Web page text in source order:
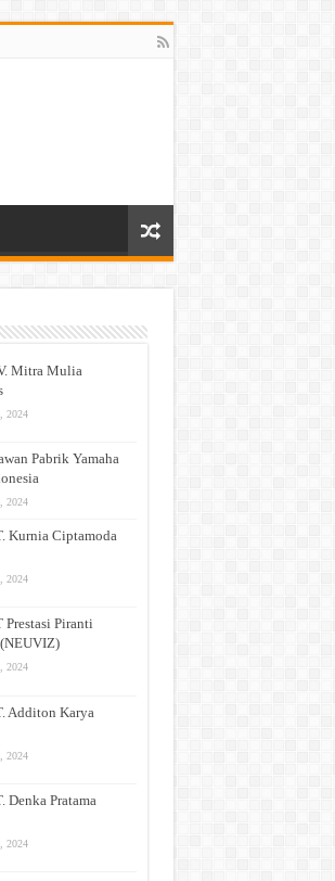
Mitra Mulia
2024
Pabrik Yamaha
2024
Kurnia Ciptamoda
2024
Prestasi Piranti
2024
Additon Karya
2024
Denka Pratama
2024